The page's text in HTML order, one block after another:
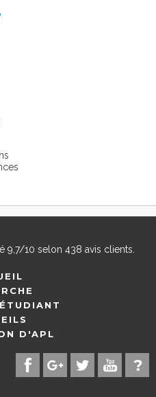
9,7/10 selon 438 avis clients.
D'APL